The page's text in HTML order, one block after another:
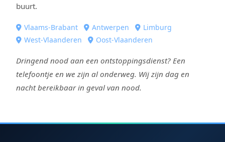
buurt.
Vlaams-Brabant Antwerpen
Limburg
West-Vlaanderen
Oost-Vlaanderen
Dringend nood aan een ontstoppingsdienst? Een
telefoontje en we zijn al onderweg. Wij zijn dag en
nacht bereikbaar in geval van nood.